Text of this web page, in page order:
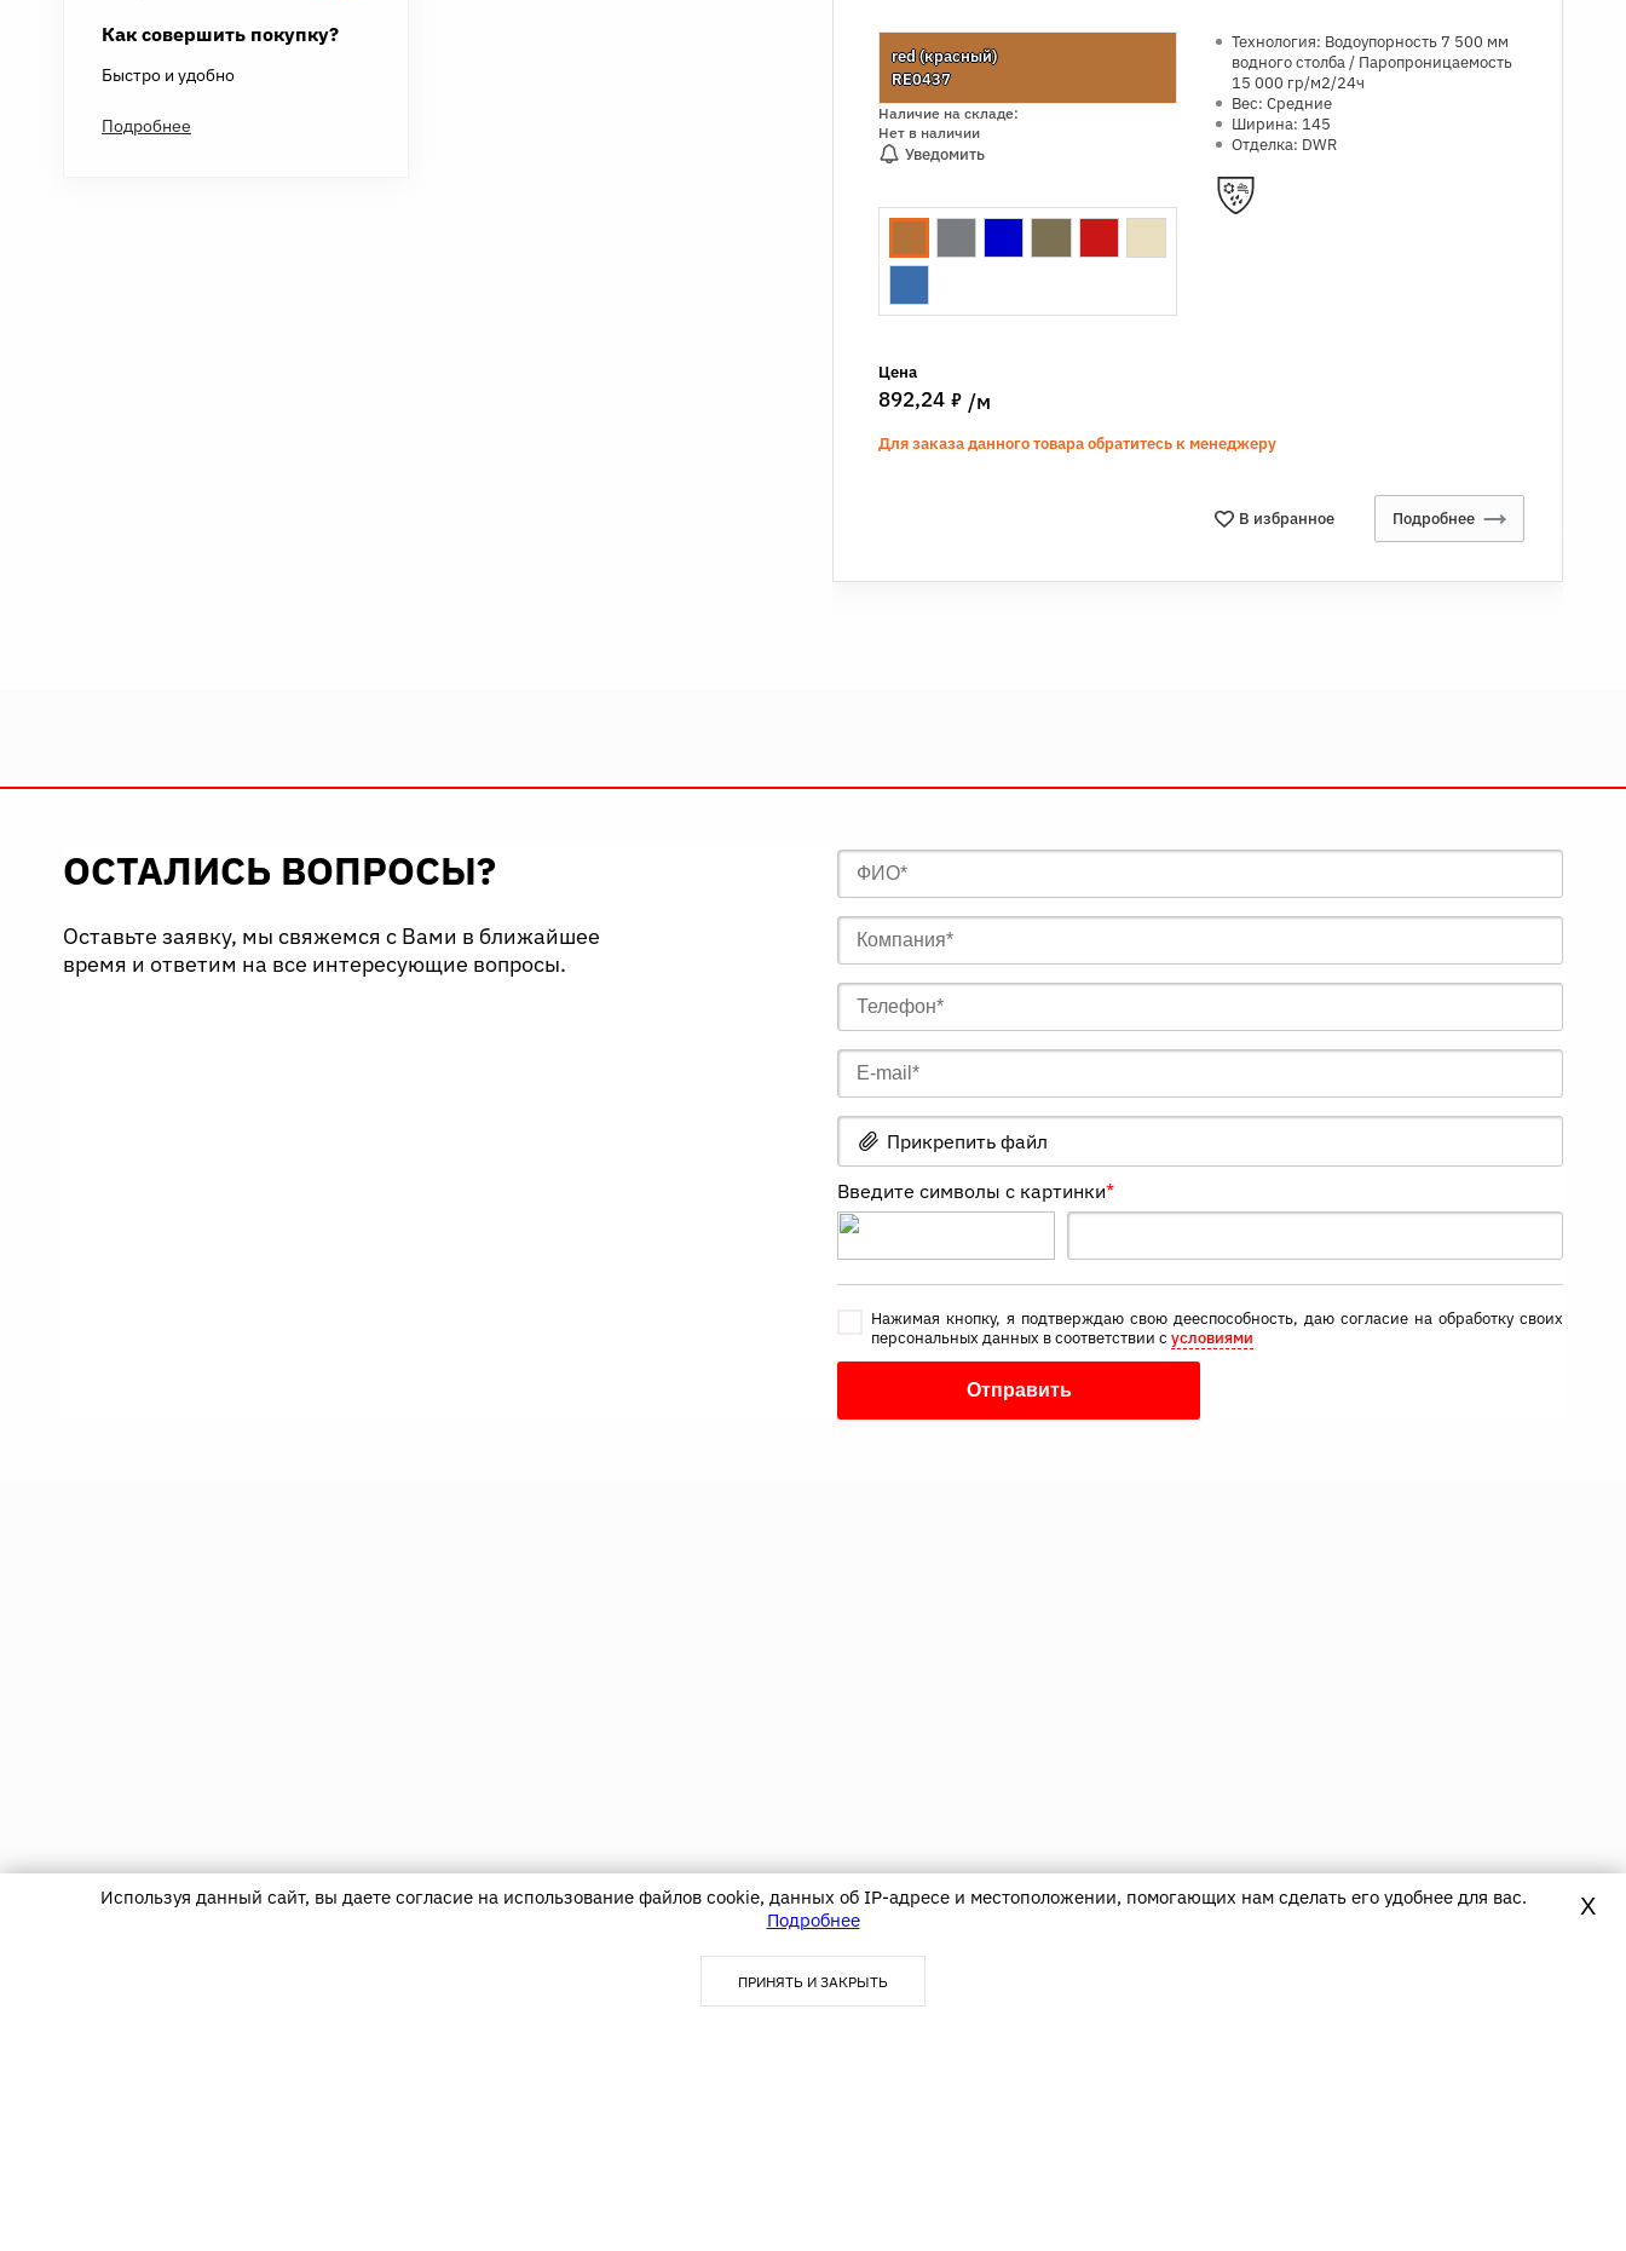
red (красный)
RE0437
Наличие на складе:
Нет в наличии
Уведомить
Технология: Водоупорность 7 500 мм
водного столба / Паропроницаемость
15 000 гр/м2/24ч
Вес: Средние
Ширина: 145
Отделка: DWR
Цена
892,24 7 /м
Для заказа данного товара обратитесь к менеджеру
В избранное Подробнее
Как совершить покупку?
Быстро и удобно
Подробнее
ОСТАЛИСЬ ВОПРОСЫ?
Оставьте заявку, мы свяжемся с Вами в ближайшее
время и ответим на все интересующие вопросы.
Прикрепить файл
Введите символы с картинки*
Нажимая кнопку, я подтверждаю свою дееспособность, даю согласие на обработку своих
персональных данных в соответствии с условиями
Используя данный сайт, вы даете согласие на использование файлов cookie, данных об IP-адресе и местоположении, помогающих нам сделать его удобнее для вас.
Подробнее
ПРИНЯТЬ И ЗАКРЫТЬ
X